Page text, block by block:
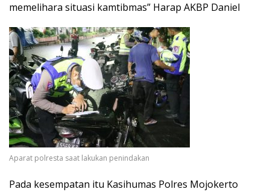
memelihara situasi kamtibmas” Harap AKBP Daniel
Aparat polresta saat lakukan penindakan
Pada kesempatan itu Kasihumas Polres Mojokerto